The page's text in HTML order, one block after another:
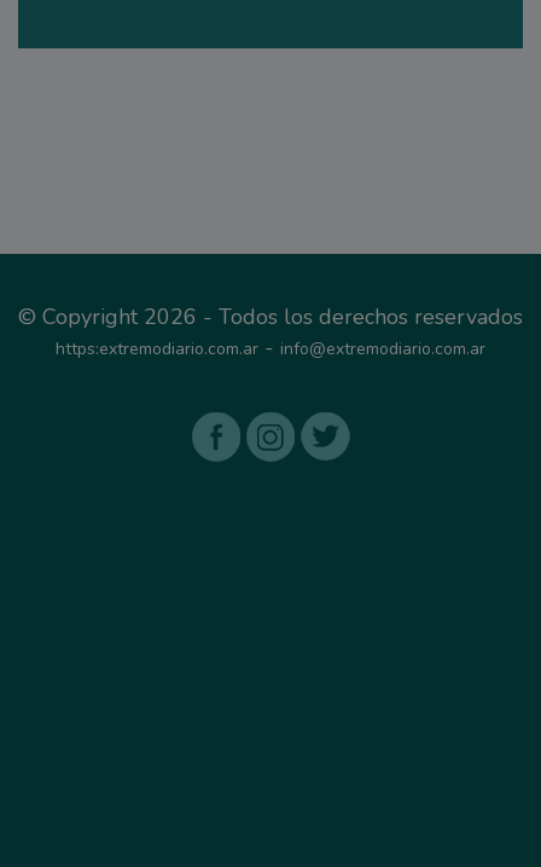
© Copyright 2026 - Todos los derechos reservados
https:extremodiario.com.ar - info@extremodiario.com.ar